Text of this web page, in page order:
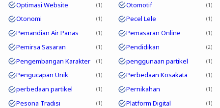
Optimasi Website 1 Otomotif 1
Otonomi 1 Pecel Lele 1
Pemandian Air Panas 1 Pemasaran Online 1
Pemirsa Sasaran 1 Pendidikan 2
Pengembangan Karakter 1 penggunaan partikel 1
Pengucapan Unik 1 Perbedaan Kosakata 1
perbedaan partikel 1 Pernikahan 1
Pesona Tradisi 1 Platform Digital 1